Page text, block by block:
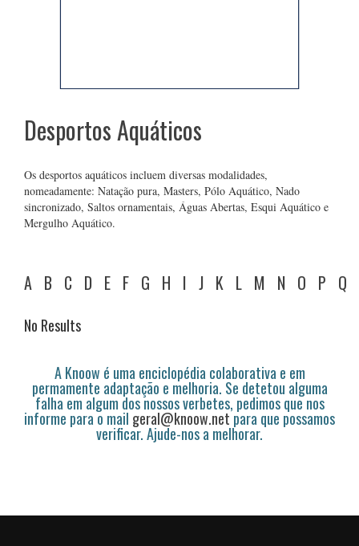
Desportos Aquáticos
Os desportos aquáticos incluem diversas modalidades,
nomeadamente: Natação pura, Masters, Pólo Aquático, Nado
sincronizado, Saltos ornamentais, Águas Abertas, Esqui Aquático e
Mergulho Aquático.
A B C D E F G H I J K L M N O P Q
No Results
A Knoow é uma enciclopédia colaborativa e em
permamente adaptação e melhoria. Se detetou alguma
falha em algum dos nossos verbetes, pedimos que nos
informe para o mail geral@knoow.netpara que possamos
verificar. Ajude-nos a melhorar.